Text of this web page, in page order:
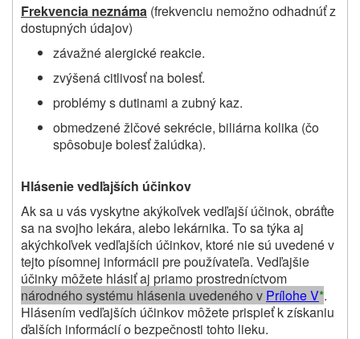
Frekvencia neznáma (frekvenciu nemožno odhadnúť z
dostupných údajov)
závažné alergické reakcie.
zvýšená citlivosť na bolesť.
problémy s dutinami a zubný kaz.
obmedzené žlčové sekrécie, biliárna kolika (čo
spôsobuje bolesť žalúdka).
Hlásenie vedľajších účinkov
Ak sa u vás vyskytne akýkoľvek vedľajší účinok, obráťte
sa na svojho lekára, alebo lekárnika. To sa týka aj
akýchkoľvek vedľajších účinkov, ktoré nie sú uvedené v
tejto písomnej informácii pre používateľa. Vedľajšie
účinky môžete hlásiť aj priamo prostredníctvom
národného systému hlásenia uvedeného v Prílohe V*.
Hlásením vedľajších účinkov môžete prispieť k získaniu
ďalších informácií o bezpečnosti tohto lieku.